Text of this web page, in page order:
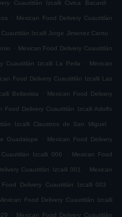
Cuautitlán Izcalli Civica Bacardi
. Mexican Food Delivery Cuautitlán
Izcalli Jorge Jimenez Cantu .
. Mexican Food Delivery Cuautitlán
Cuautitlán Izcalli La Perla . Mexican
Food Delivery Cuautitlán Izcalli Las
Bellavista . Mexican Food Delivery
Food Delivery Cuautitlán Izcalli Adolfo
Izcalli Claustros de San Miguel .
Guadalupe . Mexican Food Delivery
Izcalli 006 . Mexican Food
Cuautitlán Izcalli 001 . Mexican
Food Delivery Cuautitlán Izcalli 003 .
Food Delivery Cuautitlán Izcalli
. Mexican Food Delivery Cuautitlán